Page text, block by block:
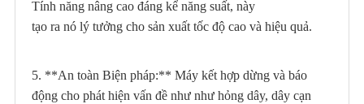
Tính năng nâng cao đáng kể năng suất, này
tạo ra nó lý tưởng cho sản xuất tốc độ cao và hiệu quả.
5. **An toàn Biện pháp:** Máy kết hợp dừng và báo
động cho phát hiện vấn đề như như hỏng dây, dây cạn